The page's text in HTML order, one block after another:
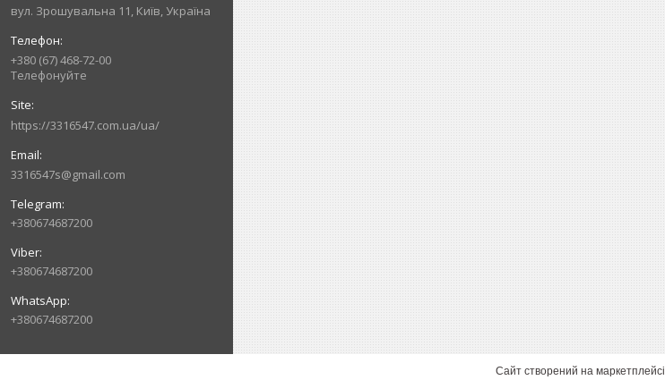
вул. Зрошувальна 11, Київ, Україна
+380 (67) 468-72-00
Телефонуйте
https://3316547.com.ua/ua/
3316547s@gmail.com
+380674687200
+380674687200
+380674687200
Сайт створений на маркетплейсі